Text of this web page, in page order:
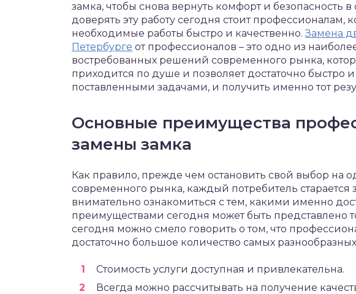
замка, чтобы снова вернуть комфорт и безопасность
доверять эту работу сегодня стоит профессионалам,
необходимые работы быстро и качественно.Замена
Петербурге от профессионалов – это одно из
востребованных решений современного рынка,
приходится по душе и позволяет достаточно быстро
поставленными задачами, и получить именно тот
Основные преимущества
замены замка
Как правило, прежде чем остановить свой выбор на
современного рынка, каждый потребитель старается
внимательно ознакомиться с тем, какими именно
преимуществами сегодня может быть представлено
сегодня можно смело говорить о том, что
достаточно большое количество самых
Стоимость услуги доступная и привлекательна.
Всегда можно рассчитывать на получение